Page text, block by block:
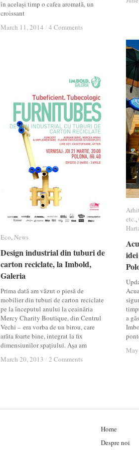
în același timp o cafea aromată, un
croissant
March 11, 2014 / 4 Comments
March 11, 2014 / 4 Comments
etc.,
a
etc.
Eco,News
Design industrial din tuburi de
carton reciclate, la Imbold,
Galeria
Prima dată am văzut o piesă de
mobilier din tuburi de carton reciclate
pe la începutul anului la ceainăria
Mercy Charity Boutique, din Centrul
Vechi – era vorba de un birou, care
arăta foarte bine, integrat la fix
dimensiunilor spațiului. Așa am
March 20, 2013 / 2 Comments
Eco News
Design industrial din tuburi de
carton reciclate, la Imbold,
Galeria
March 20, 2013 / 2 Comments
Home
Despre noi